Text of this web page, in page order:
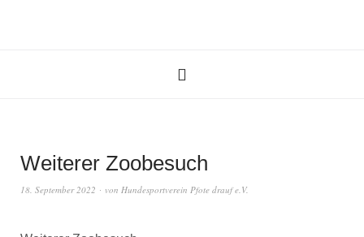
Weiterer Zoobesuch
18. September 2022 von Hundesportverein Pfote drauf e.V.